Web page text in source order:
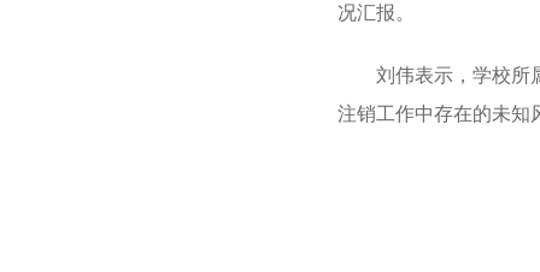
况汇报。
刘伟表示，学校所
注销工作中存在的未知